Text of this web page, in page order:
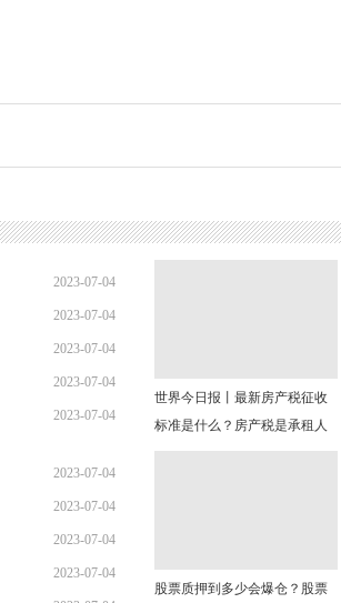
2023-07-04
13:02:28
2023-07-04
13:16:55
2023-07-04
13:05:03
2023-07-04
12:59:28
2023-07-04
2023-07-04
12:10:09
2023-07-04
11:31:45
2023-07-04
11:29:57
2023-07-04
世界今日报丨最新房产税征收
标准是什么？房产税是承租人
交还是出租人交？
股票质押到多少会爆仓？股票